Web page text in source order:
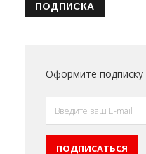
ПОДПИСКА
Оформите подписку